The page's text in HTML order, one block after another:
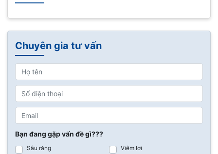
Chuyên gia tư vấn
Bạn đang gặp vấn đề gì???
Sâu răng
Viêm lợi